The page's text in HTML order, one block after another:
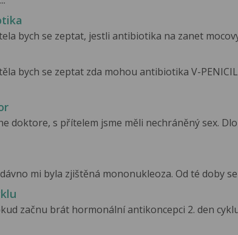
bych se zeptat, jestli antibiotika na zanet
bych se zeptat zda mohou antibiotika V-
doktore, s přítelem jsme měli nechráněný sex.
mi byla zjištěná mononukleoza. Od té doby
začnu brát hormonální antikoncepci 2. den